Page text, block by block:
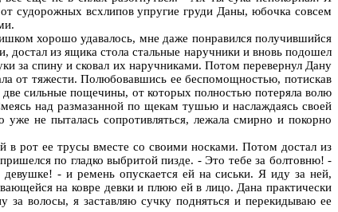
судорожных всхлипов упругие груди Даны, юбочка совсем
хорошо удавалось, мне даже понравился получившийся
достал из ящика стола стальные наручники и вновь подошел
за спину и сковал их наручниками. Потом перевернул Дану
от тяжести. Полюбовавшись ее беспомощностью, потискав
сильные пощечины, от которых полностью потеряла волю
над размазанной по щекам тушью и наслаждаясь своей
не пыталась сопротивляться, лежала смирно и покорно
в рот ее трусы вместе со своими носками. Потом достал из
по гладко выбритой пизде. - Это тебе за болтовню! -
девушке! - и ремень опускается ей на сиськи. Я иду за ней,
на ковре девки и плюю ей в лицо. Дана практически
волосы, я заставляю сучку подняться и перекидываю ее